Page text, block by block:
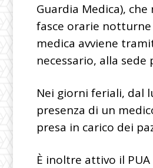
Guardia Medica),
fasce orarie notturne
medica avviene
necessario, alla
Nei giorni feriali, dal
presenza di un
presa in carico dei
È inoltre attivo il